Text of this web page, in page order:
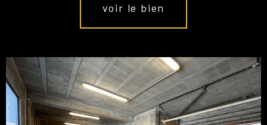
voir le bien